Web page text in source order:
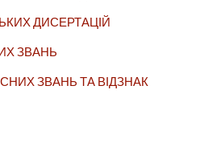
ДИСЕРТАЦІЙ
ЗВАНЬ
ЗВАНЬ ТА ВІДЗНАК